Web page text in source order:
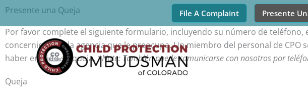
File A Complaint Presente
Presente una Queja
Por favor complete el siguiente formulario, incluyendo su número de
concernientes y la agencia que le preocupa. Un miembro del personal de
haber emitido su queja. *Note: También puede comunicarse con nosotros por
Queja